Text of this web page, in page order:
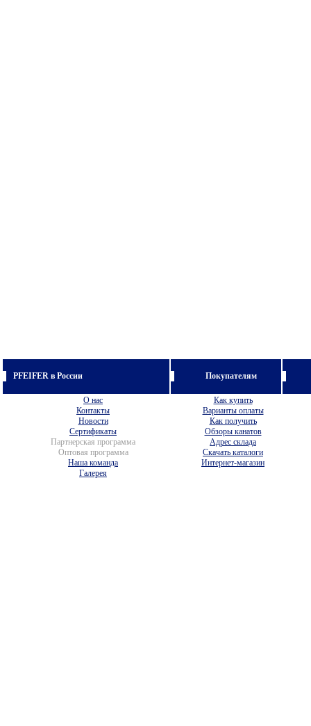
PFEIFER в России Покупателям
О нас
Контакты
Новости
Сертификаты
Партнерская программа
Оптовая программа
Наша команда
Галерея
Как купить
Варианты оплаты
Как получить
Обзоры канатов
Адрес склада
Скачать каталоги
Интернет-магазин